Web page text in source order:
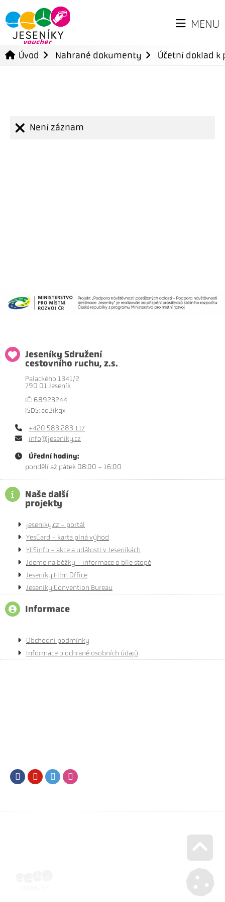
MENU
Úvod Nahrané dokumenty Účetní doklad
Není záznam
Jeseníky Sdružení
cestovního ruchu, z.s.
Palackého 1341/2
790 01 Jeseník
IČ: 68923244
ISDS: aq3ikqx
+420 583 283 117
info@jeseniky.cz
Úřední hodiny:
pondělí až pátek 08:00 - 16:00
Naše další
projekty
jeseniky.cz - portál
YesCard - karta plná výhod
YESinfo - akce a události v Jeseníkách
Jdeme na běžky - informace o bíle stopě
Jeseníky Film Office
Jeseníky Convention Bureau
Informace
Obchodní podmínky
Informace o ochraně osobních údajů
FacebookYoutubeTwitter
Go